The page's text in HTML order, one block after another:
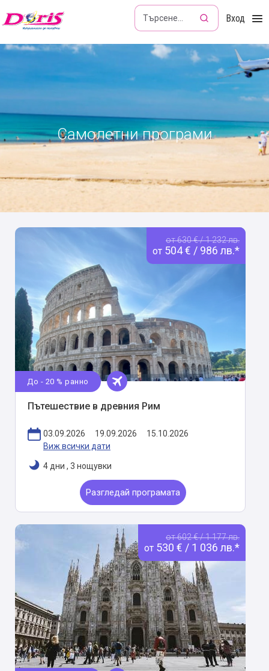
Doris - Изкушението да пътуваш Вход
Самолетни програми
от 630 € / 1 232 лв.
от 504 € / 986 лв.*
До - 20 % ранно
Пътешествие в древния Рим
03.09.2026 19.09.2026
15.10.2026
Виж всички дати
4 дни , 3 нощувки
Разгледай програмата
от 602 € / 1 177 лв.
от 530 € / 1 036 лв.*